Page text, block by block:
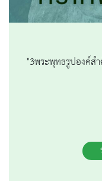
"3พระพุทธรูปองค์ส